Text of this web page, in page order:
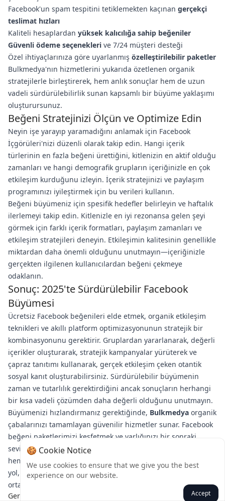
Facebook'un spam tespitini tetiklemekten kaçınan gerçekçi
teslimat hızları
Kaliteli hesaplardan yüksek kalıcılığa sahip beğeniler
Güvenli ödeme seçenekleri ve 7/24 müşteri desteği
Özel ihtiyaçlarınıza göre uyarlanmış özelleştirilebilir paketler
Bulkmedya'nın hizmetlerini yukarıda özetlenen organik
stratejilerle birleştirerek, hem anlık sonuçlar hem de uzun
vadeli sürdürülebilirlik sunan kapsamlı bir büyüme yaklaşımı
oluşturursunuz.
Beğeni Stratejinizi Ölçün ve Optimize Edin
Neyin işe yarayıp yaramadığını anlamak için Facebook
İçgörüleri'nizi düzenli olarak takip edin. Hangi içerik
türlerinin en fazla beğeni ürettiğini, kitlenizin en aktif olduğu
zamanları ve hangi demografik grupların içeriğinizle en çok
etkileşim kurduğunu izleyin. İçerik stratejinizi ve paylaşım
programınızı iyileştirmek için bu verileri kullanın.
Beğeni büyümeniz için spesifik hedefler belirleyin ve haftalık
ilerlemeyi takip edin. Kitlenizle en iyi rezonansa gelen şeyi
görmek için farklı içerik formatları, paylaşım zamanları ve
etkileşim stratejileri deneyin. Etkileşimin kalitesinin genellikle
miktardan daha önemli olduğunu unutmayın—içeriğinizle
gerçekten ilgilenen kullanıcılardan beğeni çekmeye
odaklanın.
Sonuç: 2025'te Sürdürülebilir Facebook
Büyümesi
Ücretsiz Facebook beğenileri elde etmek, organik etkileşim
teknikleri ve akıllı platform optimizasyonunun stratejik bir
kombinasyonunu gerektirir. Gruplardan yararlanarak, değerli
içerikler oluşturarak, stratejik kampanyalar yürüterek ve
çapraz tanıtımı kullanarak, gerçek etkileşim çeken otantik
sosyal kanıt oluşturabilirsiniz. Sürdürülebilir büyümenin
zaman ve tutarlılık gerektirdiğini ancak sonuçların herhangi
bir kısa vadeli çözümden daha değerli olduğunu unutmayın.
Büyümenizi hızlandırmanız gerektiğinde, Bulkmedya organik
çabalarınızı tamamlayan güvenilir hizmetler sunar. Facebook
beğeni paketlerimizi keşfetmek ve varlığınızı bir sonraki
seviyeye taşıyacak sosyal kanıtı oluşturmaya başlamak için
hemen Bulkmedya'yı ziyaret edin. Facebook başarınıza giden
yol, eyleme dönüştürülebilir stratejiler ve doğru büyüme
ortaklarıyla başlar.
Geri
🍪 Cookie Notice
We use cookies to ensure that we give you the best
experience on our website.
Accept